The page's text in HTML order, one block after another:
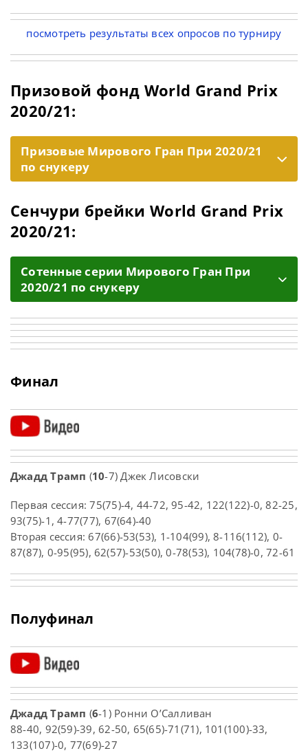
посмотреть результаты всех опросов по турниру
Призовой фонд World Grand Prix
2020/21:
Призовые Мирового Гран При 2020/21
по снукеру
Сенчури брейки World Grand Prix
2020/21:
Cотенные серии Мирового Гран При
2020/21 по снукеру
Финал
Джадд Трамп (10-7) Джек Лисовски
Первая сессия: 75(75)-4, 44-72, 95-42, 122(122)-0, 82-25,
93(75)-1, 4-77(77), 67(64)-40
Вторая сессия: 67(66)-53(53), 1-104(99), 8-116(112), 0-
87(87), 0-95(95), 62(57)-53(50), 0-78(53), 104(78)-0, 72-61
Полуфинал
Джадд Трамп (6-1) Ронни О’Салливан
88-40, 92(59)-39, 62-50, 65(65)-71(71), 101(100)-33,
133(107)-0, 77(69)-27